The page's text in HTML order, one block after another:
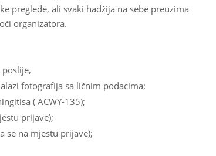
preglede, ali svaki hadžija na sebe preuzima
organizatora.
fotografija sa ličnim podacima;
( ACWY-135);
prijave);
se na mjestu prijave);